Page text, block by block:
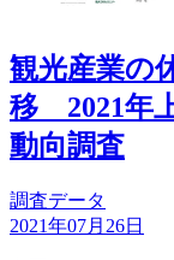
観光産業の
移 2021年
動向調査
調査データ
2021年07月26日